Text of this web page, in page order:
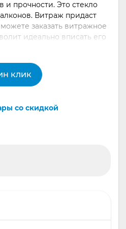
и прочности. Это стекло
Витраж придаст
заказать витражное
идеально вписать его
произведение
гармонично сочетаются с
минимализма. Витражное
цветов на долгие
акцент в ваш дом и
клик
со скидкой